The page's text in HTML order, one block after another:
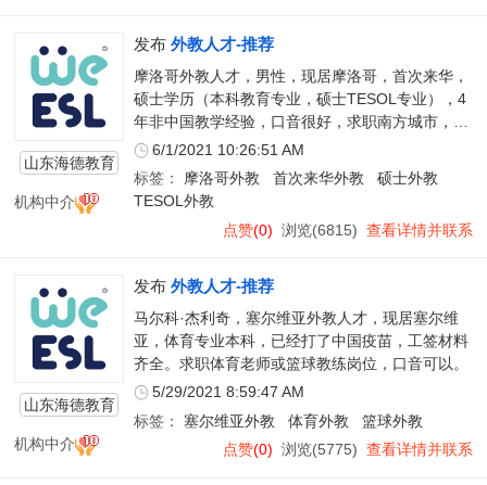
山东海德教育
机构中介
发布 外教人才-推荐
摩洛哥外教人才，男性，现居摩洛哥，首次来华，
硕士学历（本科教育专业，硕士TESOL专业），4
年非中国教学经验，口音很好，求职南方城市，能
打中国疫苗，薪资期望20k。
6/1/2021 10:26:51 AM
标签： 摩洛哥外教 首次来华外教
硕士外教
TESOL外教
点赞(0) 浏览(6815) 查看详情并联系
山东海德教育
机构中介
发布 外教人才-推荐
马尔科·杰利奇，塞尔维亚外教人才，现居塞尔维
亚，体育专业本科，已经打了中国疫苗，工签材料
齐全。求职体育老师或篮球教练岗位，口音可以。
5/29/2021 8:59:47 AM
标签： 塞尔维亚外教 体育外教
篮球外教
点赞(0) 浏览(5775) 查看详情并联系